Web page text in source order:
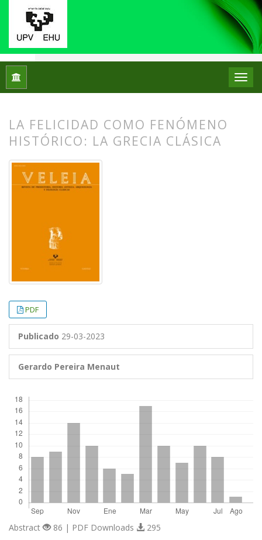
Inicio
LA FELICIDAD COMO FENÓMENO
HISTÓRICO: LA GRECIA CLÁSICA
PDF
Publicado 29-03-2023
Gerardo Pereira Menaut
Abstract 86 | PDF Downloads 295